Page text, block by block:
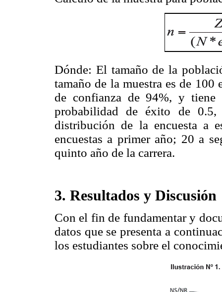
Dónde: El tamaño de la
tamaño de la muestra es de
de confianza de 94%, y
probabilidad de éxito de
distribución de la encuesta a
encuestas a primer año; 20 a
quinto año de la carrera.
3. Resultados y Discusión
Con el fin de fundamentar y
datos que se presenta a
los estudiantes sobre el